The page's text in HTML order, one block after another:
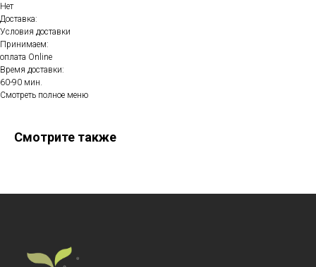
Нет
Доставка:
Условия доставки
Принимаем:
оплата Online
Время доставки:
60-90 мин.
Смотреть полное меню
Смотрите также